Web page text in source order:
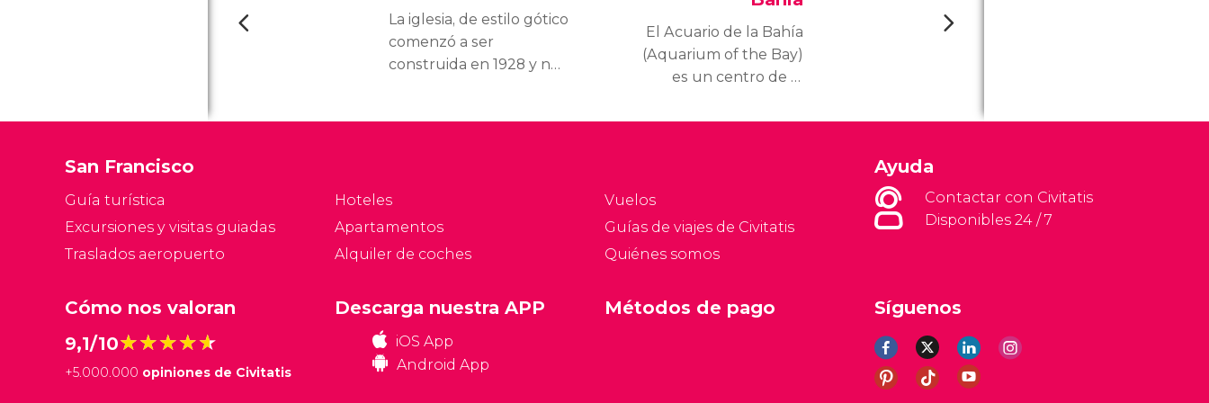
La iglesia, de estilo gótico
comenzó a ser
construida en 1928 y no
El Acuario de la Bahía
(Aquarium of the Bay)
es un centro de la
admirar de cerca a los
San Francisco
Guía turística
Excursiones y visitas guiadas
Traslados aeropuerto
Hoteles
Apartamentos
Alquiler de coches
Vuelos
Guías de viajes de Civitatis
Quiénes somos
Ayuda
Contactar con Civitatis
Disponibles 24 / 7
Cómo nos valoran
9,1/10★★★★★
★★★★★
+5.000.000 opiniones de Civitatis
Síguenos
Descarga nuestra APP
iOS App
Android App
Métodos de pago